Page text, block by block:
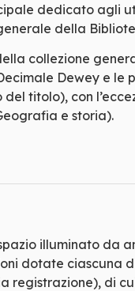
dedicato agli
della
collezione
Dewey e
titolo), con
e storia).
illuminato da
dotate ciascuna
registrazione), di